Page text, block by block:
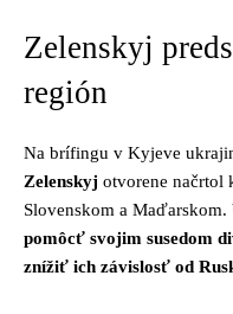
Zelenskyj
región
Na brífingu v Kyjeve
Zelenskyj otvorene načrtol
Slovenskom a Maďarskom.
pomôcť svojim susedom
znížiť ich závislosť od